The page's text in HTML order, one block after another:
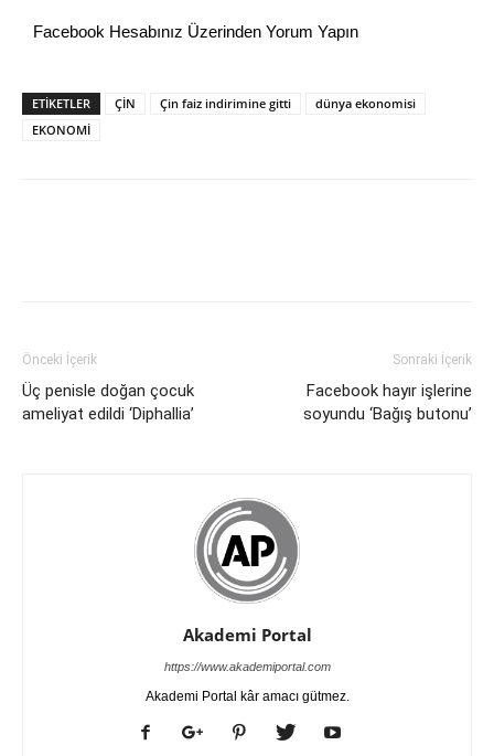
Facebook Hesabınız Üzerinden Yorum Yapın
ETİKETLER ÇİN Çin faiz indirimine gitti
dünya ekonomisi
EKONOMİ
Önceki İçerik
Üç penisle doğan çocuk
ameliyat edildi ‘Diphallia’
Sonraki İçerik
Facebook hayır işlerine
soyundu ‘Bağış butonu’
Akademi Portal
https://www.akademiportal.com
Akademi Portal kâr amacı gütmez.